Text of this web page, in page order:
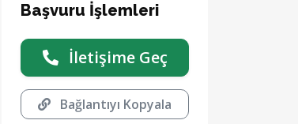
Başvuru İşlemleri
İletişime Geç
Bağlantıyı Kopyala